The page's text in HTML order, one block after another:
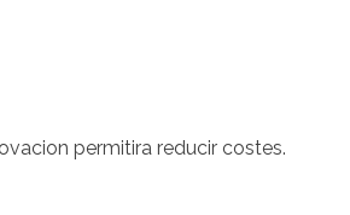
permitira reducir costes.